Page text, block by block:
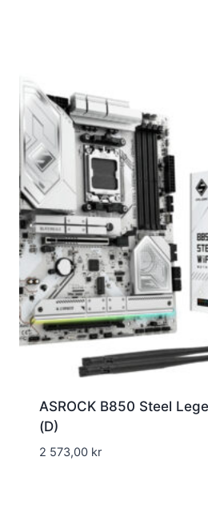
ASROCK B850 Steel
(D)
2 573,00 kr